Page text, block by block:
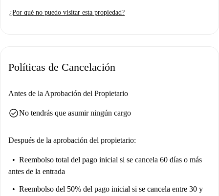
incluye todos los gastos de servicios (luz, agua, gas y wifi). No se
para su tranquilidad.
emblemáticos como Tooley Street, Sweet Spot10 y More London Place.
& Makers y el monumento conmemorativo de la guerra de Guy. La zona
actividades para disfrutar.
¿Por qué no puedo visitar esta propiedad?
Políticas de Cancelación
Antes de la Aprobación del Propietario
check_circleNo tendrás que asumir ningún cargo
Después de la aprobación del propietario:
Reembolso total del pago inicial si se cancela 60 días o más
antes de la entrada
Reembolso del 50% del pago inicial si se cancela entre 30 y